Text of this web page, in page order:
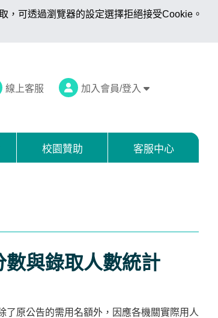
可透過瀏覽器的設定選擇拒絕接受Cookie。
線上客服 加入會員/登入
校園贊助 客服中心
與錄取人數統計
原公告的需用名額外，因應各機關實際用人